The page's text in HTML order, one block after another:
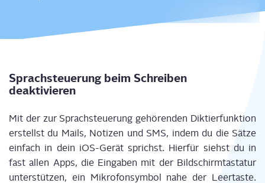
Sprach­steue­rung beim Schrei­ben
deaktivieren
Mit der zur Sprach­steue­rung gehö­ren­den Dik­tier­funk­ti­on
erstellst du Mails, Noti­zen und SMS, indem du die Sät­ze
ein­fach in dein iOS-Gerät sprichst. Hier­für siehst du in
fast allen Apps, die Ein­ga­ben mit der Bild­schirm­tas­ta­tur
unter­stüt­zen, ein Mikro­fon­sym­bol nahe der Leer­tas­te.